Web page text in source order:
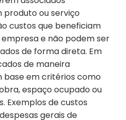
ou serviço
custos que beneficiam
e não podem ser
de forma direta. Em
de maneira
em critérios como
espaço ocupado ou
Exemplos de custos
gerais de